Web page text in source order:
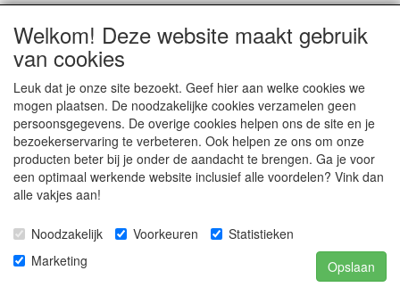
Voornaam
Achternaam
E-mail
Welkom! Deze website maakt gebruik
van cookies
Leuk dat je onze site bezoekt. Geef hier aan welke cookies we
mogen plaatsen. De noodzakelijke cookies verzamelen geen
persoonsgegevens. De overige cookies helpen ons de site en je
bezoekerservaring te verbeteren. Ook helpen ze ons om onze
producten beter bij je onder de aandacht te brengen. Ga je voor
een optimaal werkende website inclusief alle voordelen? Vink dan
alle vakjes aan!
Noodzakelijk Voorkeuren
Statistieken
Marketing
Opslaan